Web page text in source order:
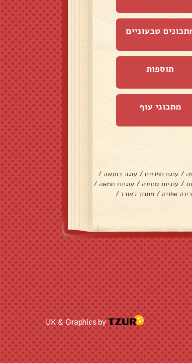
טבעוניים
תוספות
מתכוני עוף
/ עוגת תפוזים / עוגה בחושה /
/ עוגיות טחינה / עוגיות חמאה /
אפויה / מתכון לאורז /